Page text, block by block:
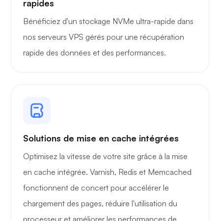
Grille de protection
Merveille
rapides
Bénéficiez d'un stockage NVMe ultra-rapide dans
nos serveurs VPS gérés pour une récupération
rapide des données et des performances.
Solutions de mise en cache intégrées
Optimisez la vitesse de votre site grâce à la mise
en cache intégrée. Varnish, Redis et Memcached
fonctionnent de concert pour accélérer le
chargement des pages, réduire l'utilisation du